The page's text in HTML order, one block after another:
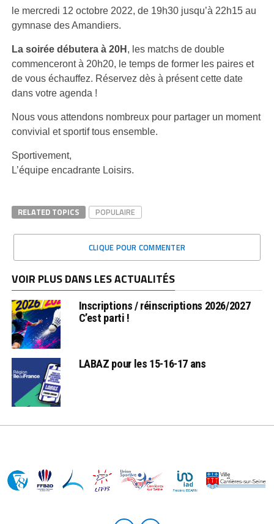
le mercredi 12 octobre 2022, de 19h30 jusqu’à 22h15 au
gymnase des Amandiers.
La soirée débutera à 20H , les matchs de double
commenceront à 20h20, le temps de former les paires et
de vous échauffez. Réservez dès à présent cette date
dans votre agenda !
Nous vous attendons nombreux pour partager un moment
convivial et sportif tous ensemble.
Sportivement,
L’équipe encadrante Loisirs.
RELATED TOPICS POPULAIRE
CLIQUE POUR COMMENTER
VOIR PLUS DANS LES ACTUALITÉS
Inscriptions / réinscriptions 2026/2027
C’est parti !
LABAZ pour les 15-16-17 ans